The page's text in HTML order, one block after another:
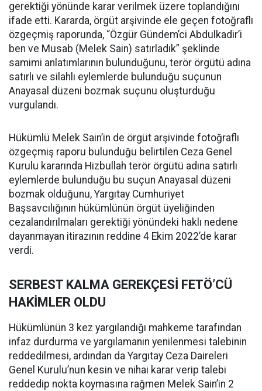
gerektiği yönünde karar verilmek üzere toplandığını
ifade etti. Kararda, örgüt arşivinde ele geçen fotoğraflı
özgeçmiş raporunda, “Özgür Gündem’ci Abdulkadir’i
ben ve Musab (Melek Sain) satırladık” şeklinde
samimi anlatımlarının bulunduğunu, terör örgütü adına
satırlı ve silahlı eylemlerde bulunduğu suçunun
Anayasal düzeni bozmak suçunu oluşturduğu
vurgulandı.
Hükümlü Melek Sain’in de örgüt arşivinde fotoğraflı
özgeçmiş raporu bulunduğu belirtilen Ceza Genel
Kurulu kararında Hizbullah terör örgütü adına satırlı
eylemlerde bulunduğu bu suçun Anayasal düzeni
bozmak olduğunu, Yargıtay Cumhuriyet
Başsavcılığının hükümlünün örgüt üyeliğinden
cezalandırılmaları gerektiği yönündeki haklı nedene
dayanmayan itirazının reddine 4 Ekim 2022’de karar
verdi.
SERBEST KALMA GEREKÇESİ FETÖ’CÜ
HAKİMLER OLDU
Hükümlünün 3 kez yargılandığı mahkeme tarafından
infaz durdurma ve yargılamanın yenilenmesi talebinin
reddedilmesi, ardından da Yargıtay Ceza Daireleri
Genel Kurulu’nun kesin ve nihai karar verip talebi
reddedip nokta koymasına rağmen Melek Sain’in 2